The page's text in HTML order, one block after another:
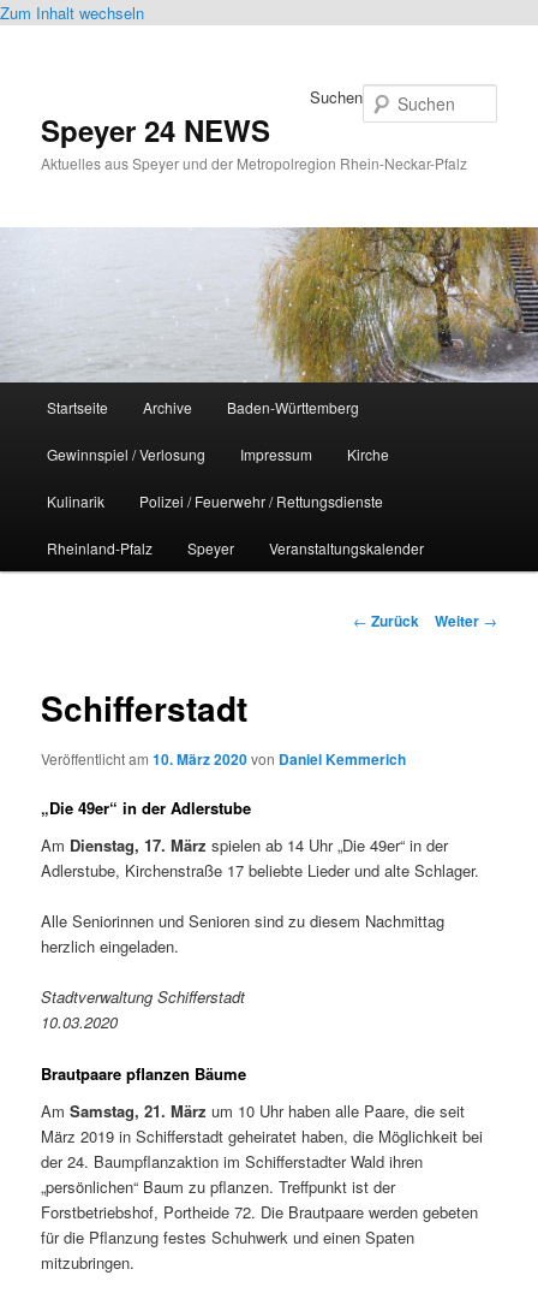
Zum Inhalt wechseln
Speyer 24 NEWS
Aktuelles aus Speyer und der Metropolregion Rhein-Neckar-Pfalz
Suchen
Startseite Archive Baden-Württemberg
Gewinnspiel / Verlosung Impressum Kirche
Kulinarik Polizei / Feuerwehr / Rettungsdienste
Rheinland-Pfalz Speyer Veranstaltungskalender
Beitrags-
← Zurück Weiter →
Schifferstadt
Veröffentlicht am10. März 2020von Daniel Kemmerich
„Die 49er“ in der Adlerstube
Am Dienstag, 17. März spielen ab 14 Uhr „Die 49er“ in der
Adlerstube, Kirchenstraße 17 beliebte Lieder und alte Schlager.
Alle Seniorinnen und Senioren sind zu diesem Nachmittag
herzlich eingeladen.
Stadtverwaltung Schifferstadt
10.03.2020
Brautpaare pflanzen Bäume
AmSamstag, 21. März um 10 Uhr haben alle Paare, die seit
März 2019 in Schifferstadt geheiratet haben, die Möglichkeit bei
der 24. Baumpflanzaktion im Schifferstadter Wald ihren
„persönlichen“ Baum zu pflanzen. Treffpunkt ist der
Forstbetriebshof, Portheide 72. Die Brautpaare werden gebeten
für die Pflanzung festes Schuhwerk und einen Spaten
mitzubringen.